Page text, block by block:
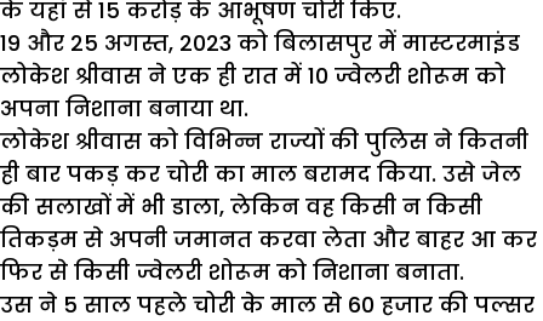
के यहां से 15 करोड़ के आभूषण चोरी किए.
19 और 25 अगस्त, 2023 को बिलासपुर में मास्टरमाइंड
लोकेश श्रीवास ने एक ही रात में 10 ज्वेलरी शोरूम को
अपना निशाना बनाया था.
लोकेश श्रीवास को विभिन्न राज्यों की पुलिस ने कितनी
ही बार पकड़ कर चोरी का माल बरामद किया. उसे जेल
की सलाखों में भी डाला, लेकिन वह किसी न किसी
तिकड़म से अपनी जमानत करवा लेता और बाहर आ कर
फिर से किसी ज्वेलरी शोरूम को निशाना बनाता.
उस ने 5 साल पहले चोरी के माल से 60 हजार की पल्सर